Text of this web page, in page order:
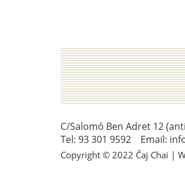
C/Salomó Ben Adret 12
Tel: 93 301 9592 Email:
Copyright © 2022 Čaj Chai |